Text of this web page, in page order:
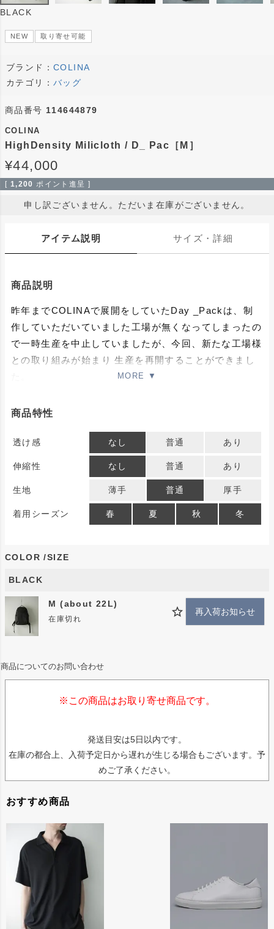
BLACK
NEW 取り寄せ可能
ブランド： COLINA
カテゴリ： バッグ
商品番号 114644879
COLINA
HighDensity Milicloth / D_ Pac［M］
¥44,000
[ 1,200 ポイント進呈 ]
申し訳ございません。ただいま在庫がございません。
アイテム説明 サイズ・詳細
商品説明
昨年までCOLINAで展開をしていたDay _Packは、制
作していただいていました工場が無くなってしまったの
で一時生産を中止していましたが、今回、新たな工場様
との取り組みが始まり 生産を再開することができまし
て素材も、定番のHigh Density Miliclothに加えて
highdensity miliclothを使ったD pacシリーズで最もコ
ンパクトなサイズ感のM
容量はしっかりと確保しつつ、ミニマルなデザインとマ
チ（D)を抑えつつ縦方向（H)とぎりぎりまで普段使い
リとしたデザインにしています。
にあたっては一番負荷のかかる部分だと思いますのでこ
の変更は意味のあることだと思っています。
した。
COLINAで作成していましたDay packsize【M】のデ
を加えて収納力も増やしています。
一つひとつのポケットの容量も増やしつつ、ポケットの
数も目立たないところに2箇所追加しています。
Lと比較すると縦横方向に２cmくらい小さくなっていて
マチも２cmほどスリムになっています。
背負うとかなりスッキリ見えて荷物の少ない時にはスッ
キリと持てて普段使いしやすいと思います。
商品特性
透け感 なし 普通 あり
伸縮性 なし 普通 あり
生地 薄手 普通 厚手
着用シーズン 春 夏 秋 冬
COLOR SIZE
BLACK
M (about 22L)
在庫切れ
再入荷お知らせ
商品についてのお問い合わせ
※この商品はお取り寄せ商品です。
発送目安は5日以内です。
在庫の都合上、入荷予定日から遅れが生じる場合もございます。予
めご了承ください。
おすすめ商品